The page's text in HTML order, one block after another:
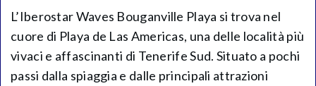
L’Iberostar Waves Bouganville Playa si trova nel
cuore di Playa de Las Americas, una delle località più
vivaci e affascinanti di Tenerife Sud. Situato a pochi
passi dalla spiaggia e dalle principali attrazioni